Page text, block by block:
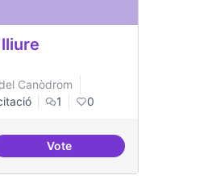
referent
Canòdrom
1 0
VoteArtistes i programari lliure